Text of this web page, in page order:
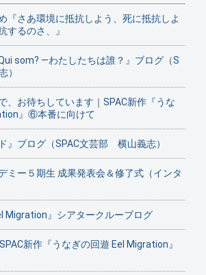
『さあ環境に抵抗しよう、死に抵抗しよ
するのさ、』
som? ―わたしたちは誰？』ブログ（S
）
、お待ちしています｜SPAC新作『うな
』⑥本番に向けて
』ブログ（SPAC文芸部 横山義志）
ミー５期生 成果発表会＆修了式（インタ
Migration』シアタークルーブログ
新作『うなぎの回遊 Eel Migration』